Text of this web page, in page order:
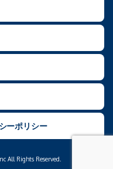
ーポリシー
All Rights Reserved.